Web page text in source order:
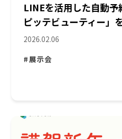
LINEを活用した自動予
ピッテビューティー」
2026.02.06
#展示会